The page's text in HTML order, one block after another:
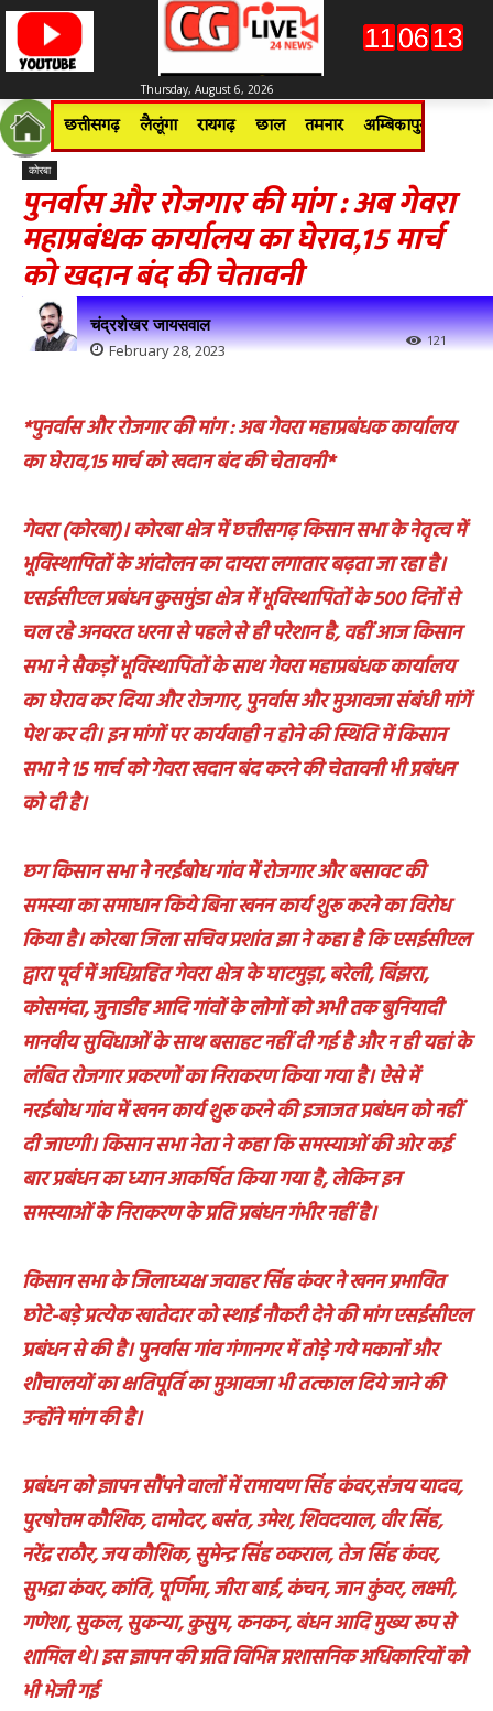
Thursday, August 6, 2026
छत्तीसगढ़ लैलूंगा रायगढ़ छाल तमनार अम्बिकापुर
कोरबा
पुनर्वास और रोजगार की मांग : अब गेवरा
महाप्रबंधक कार्यालय का घेराव,15 मार्च
को खदान बंद की चेतावनी
चंद्रशेखर जायसवाल
February 28, 2023 121
*पुनर्वास और रोजगार की मांग : अब गेवरा महाप्रबंधक कार्यालय
का घेराव,15 मार्च को खदान बंद की चेतावनी*
गेवरा (कोरबा)। कोरबा क्षेत्र में छत्तीसगढ़ किसान सभा के नेतृत्व में
भूविस्थापितों के आंदोलन का दायरा लगातार बढ़ता जा रहा है।
एसईसीएल प्रबंधन कुसमुंडा क्षेत्र में भूविस्थापितों के 500 दिनों से
चल रहे अनवरत धरना से पहले से ही परेशान है, वहीं आज किसान
सभा ने सैकड़ों भूविस्थापितों के साथ गेवरा महाप्रबंधक कार्यालय
का घेराव कर दिया और रोजगार, पुनर्वास और मुआवजा संबंधी मांगें
पेश कर दी। इन मांगों पर कार्यवाही न होने की स्थिति में किसान
सभा ने 15 मार्च को गेवरा खदान बंद करने की चेतावनी भी प्रबंधन
को दी है।
छग किसान सभा ने नरईबोध गांव में रोजगार और बसावट की
समस्या का समाधान किये बिना खनन कार्य शुरू करने का विरोध
किया है। कोरबा जिला सचिव प्रशांत झा ने कहा है कि एसईसीएल
द्वारा पूर्व में अधिग्रहित गेवरा क्षेत्र के घाटमुड़ा, बरेली, बिंझरा,
कोसमंदा, जुनाडीह आदि गांवों के लोगों को अभी तक बुनियादी
मानवीय सुविधाओं के साथ बसाहट नहीं दी गई है और न ही यहां के
लंबित रोजगार प्रकरणों का निराकरण किया गया है। ऐसे में
नरईबोध गांव में खनन कार्य शुरू करने की इजाजत प्रबंधन को नहीं
दी जाएगी। किसान सभा नेता ने कहा कि समस्याओं की ओर कई
बार प्रबंधन का ध्यान आकर्षित किया गया है, लेकिन इन
समस्याओं के निराकरण के प्रति प्रबंधन गंभीर नहीं है।
किसान सभा के जिलाध्यक्ष जवाहर सिंह कंवर ने खनन प्रभावित
छोटे-बड़े प्रत्येक खातेदार को स्थाई नौकरी देने की मांग एसईसीएल
प्रबंधन से की है। पुनर्वास गांव गंगानगर में तोड़े गये मकानों और
शौचालयों का क्षतिपूर्ति का मुआवजा भी तत्काल दिये जाने की
उन्होंने मांग की है।
प्रबंधन को ज्ञापन सौंपने वालों में रामायण सिंह कंवर,संजय यादव,
पुरषोत्तम कौशिक, दामोदर, बसंत, उमेश, शिवदयाल, वीर सिंह,
नरेंद्र राठौर, जय कौशिक, सुमेन्द्र सिंह ठकराल, तेज सिंह कंवर,
सुभद्रा कंवर, कांति, पूर्णिमा, जीरा बाई, कंचन, जान कुंवर, लक्ष्मी,
गणेशा, सुकल, सुकन्या, कुसुम, कनकन, बंधन आदि मुख्य रूप से
शामिल थे। इस ज्ञापन की प्रति विभिन्न प्रशासनिक अधिकारियों को
भी भेजी गई